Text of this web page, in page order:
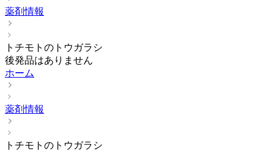
薬剤情報
トチモトのトウガラシ
後発品はありません
ホーム
薬剤情報
トチモトのトウガラシ